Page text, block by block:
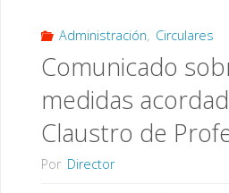
la
Consejería
de
Educación
Administración, Circulares
Comunicado
medidas
Claustro de
Por Director